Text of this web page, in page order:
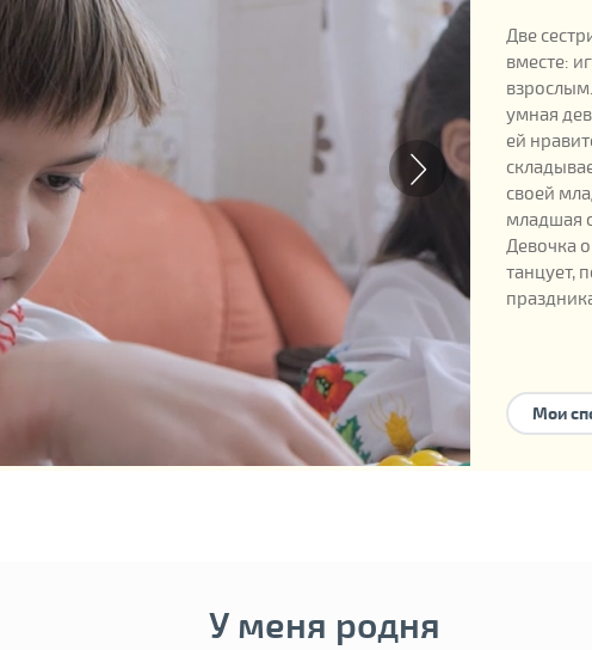
Две
вместе:
умная
ей
своей
младшая
Девочка
танцует,
Мои
У меня родня